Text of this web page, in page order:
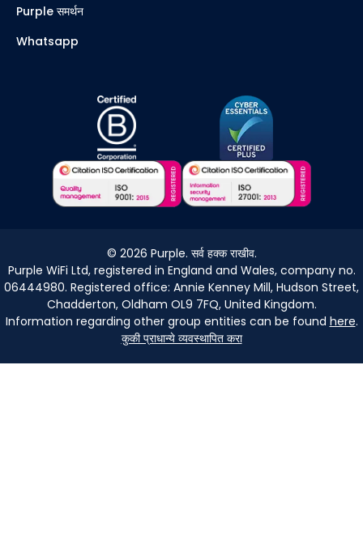
Purple समर्थन
Whatsapp
© 2026 Purple. सर्व हक्क राखीव.
Purple WiFi Ltd, registered in England and Wales, company no.
06444980. Registered office: Annie Kenney Mill, Hudson Street,
Chadderton, Oldham OL9 7FQ, United Kingdom.
Information regarding other group entities can be found here.
कुकी प्राधान्ये व्यवस्थापित करा